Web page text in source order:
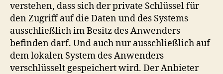
verstehen, dass sich der private Schlüssel für
den Zugriff auf die Daten und des Systems
ausschließlich im Besitz des Anwenders
befinden darf. Und auch nur ausschließlich auf
dem lokalen System des Anwenders
verschlüsselt gespeichert wird. Der Anbieter